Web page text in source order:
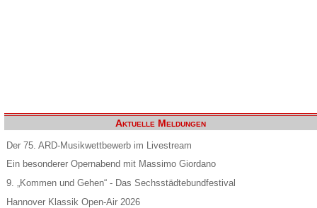
Aktuelle Meldungen
Der 75. ARD-Musikwettbewerb im Livestream
Ein besonderer Opernabend mit Massimo Giordano
9. „Kommen und Gehen“ - Das Sechsstädtebundfestival
Hannover Klassik Open-Air 2026